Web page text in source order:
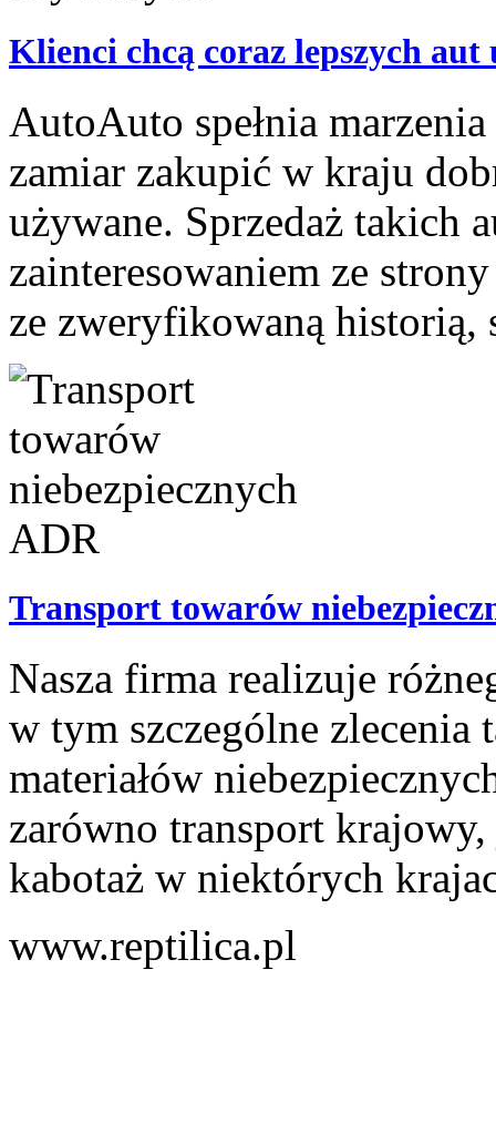
Klienci chcą coraz lepszych aut
AutoAuto spełnia
zamiar zakupić w kraju
używane. Sprzedaż takich
zainteresowaniem ze
ze zweryfikowaną historią,
Transport towarów
Nasza firma realizuje
w tym szczególne
materiałów
zarówno transport
kabotaż w niektórych
www.reptilica.pl